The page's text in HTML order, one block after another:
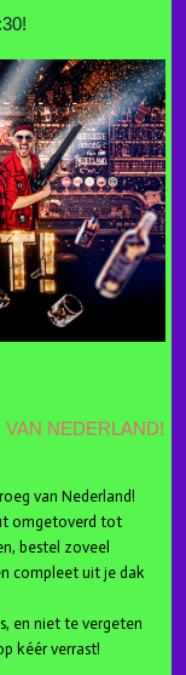
NEDERLAND!
van Nederland!
omgetoverd tot
bestel zoveel
compleet uit je dak
en niet te vergeten
kéér verrast!